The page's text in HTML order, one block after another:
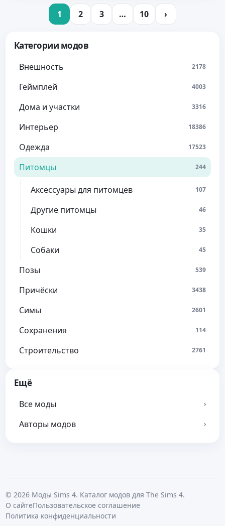
Категории модов
Внешность 2178
Геймплей 4003
Дома и участки 3316
Интерьер 18386
Одежда 17523
Питомцы 244
Аксессуары для питомцев 107
Другие питомцы 46
Кошки 35
Собаки 45
Позы 539
Причёски 3438
Симы 2601
Сохранения 114
Строительство 2761
Ещё
Все моды ›
Авторы модов ›
1 2 3 … 10 ›
© 2026 Моды Sims 4. Каталог модов для The Sims 4.
О сайтеПользовательское соглашение
Политика конфиденциальности